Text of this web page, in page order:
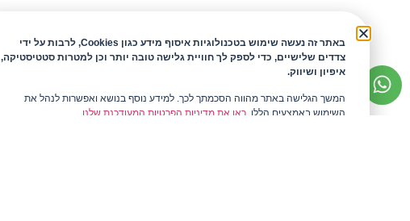
באתר זה נעשה שימוש בטכנולוגיות איסוף מידע כגון Cookies, לרבות על ידי
צדדים שלישיים, כדי לספק לך חוויית גלישה טובה יותר וכן למטרות סטטיסטיקה,
איפיון ושיווק.
המשך הגלישה באתר מהווה הסכמתך לכך. למידע נוסף בנושא ואפשרות לנהל את
השימוש באמצעים הללו, ראו את מדיניות הפרטיות המעודכנת שלנו.